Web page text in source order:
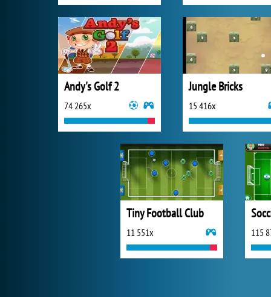
Andy's Golf 2
74 265x
Jungle Bricks
15 416x
Tiny Football Club
11 551x 115